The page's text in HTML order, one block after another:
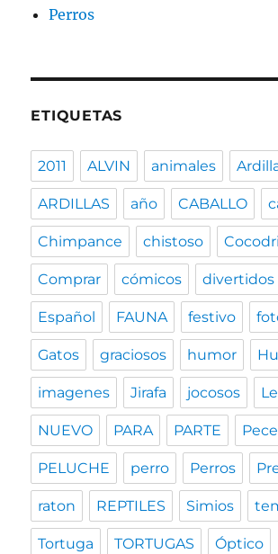
Perros
ETIQUETAS
2011 ALVIN animales
ARDILLAS año CABALLO
Chimpance chistoso
Comprar cómicos divertidos
Español FAUNA festivo
Gatos graciosos humor
imagenes Jirafa jocosos
NUEVO PARA PARTE
PELUCHE perro Perros
raton REPTILES Simios
Tortuga TORTUGAS Óptico